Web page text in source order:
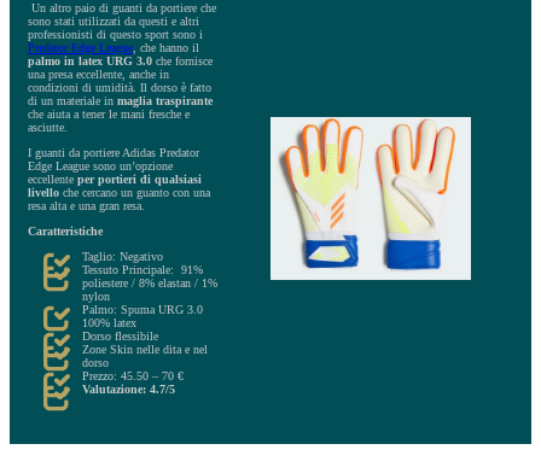
Un altro paio di guanti da portiere che
sono stati utilizzati da questi e altri
professionisti di questo sport sono i
Predator Edge League, che hanno il
palmo in latex URG 3.0 che fornisce
una presa eccellente, anche in
condizioni di umidità. Il dorso è fatto
di un materiale in maglia traspirante
che aiuta a tener le mani fresche e
asciutte.
I guanti da portiere Adidas Predator
Edge League sono un’opzione
eccellente per portieri di qualsiasi
livello che cercano un guanto con una
resa alta e una gran resa.
Caratteristiche
Taglio: Negativo
Tessuto Principale: 91%
poliestere / 8% elastan / 1%
nylon
Palmo: Spuma URG 3.0
100% latex
Dorso flessibile
Zone Skin nelle dita e nel
dorso
Prezzo: 45.50 – 70 €
Valutazione: 4.7/5